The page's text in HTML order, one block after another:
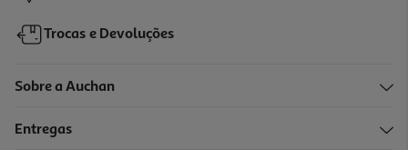
Trocas e Devoluções
Sobre a Auchan
Entregas